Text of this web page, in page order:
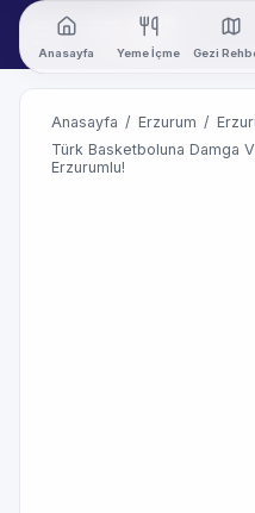
Anasayfa Yeme İçme Gezi
Anasayfa / Erzurum /
Türk Basketboluna Damga
Erzurumlu!